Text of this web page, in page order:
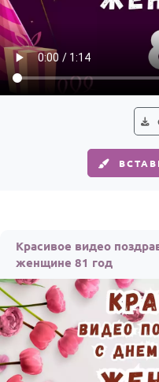
Красивое видео
женщине 81 год